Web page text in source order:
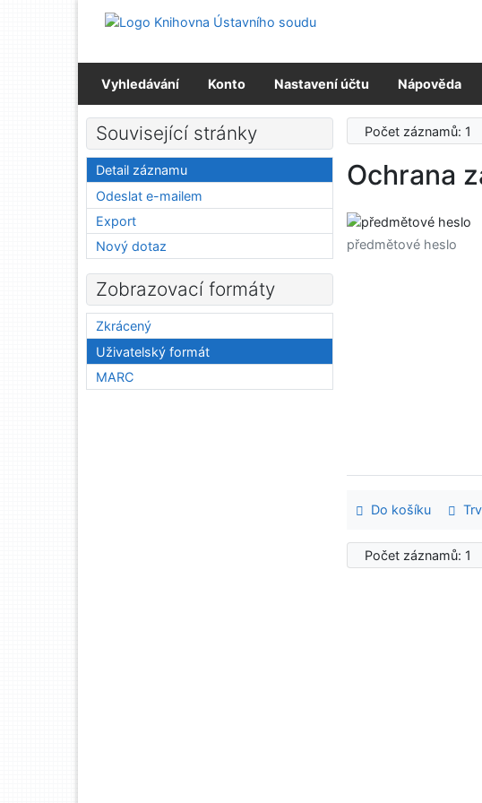
Přejít na menu
Vyhledávání Konto Nastavení účtu Nápověda
Počet záznamů: 1
Ochrana
předmětové heslo
Do košíku
Počet záznamů: 1
Související stránky
Detail záznamu
Odeslat e-mailem
Export
Nový dotaz
Zobrazovací formáty
Zkrácený
Uživatelský formát
MARC